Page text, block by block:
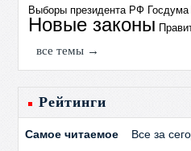
Выборы президента РФ
Новые законы
все темы →
Рейтинги
Самое читаемое Все за